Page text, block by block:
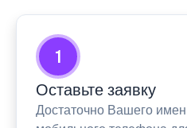
1
Оставьте заявку
Достаточно Вашего